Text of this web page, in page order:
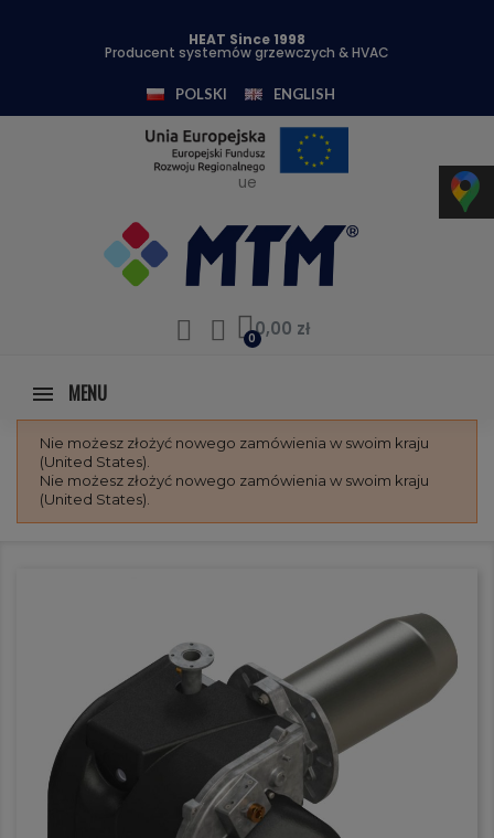
HEAT Since 1998
Producent systemów grzewczych & HVAC
POLSKI ENGLISH
ue
0,00 zł
MENU
Nie możesz złożyć nowego zamówienia w swoim kraju
(United States).
Nie możesz złożyć nowego zamówienia w swoim kraju
(United States).